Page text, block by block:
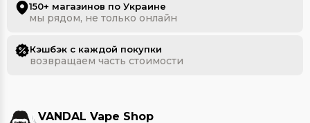
150+ магазинов по Украине
мы рядом, не только онлайн
Кэшбэк с каждой покупки
возвращаем часть стоимости
VANDAL Vape Shop